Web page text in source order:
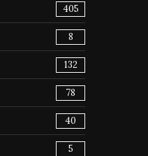
405
8
132
78
40
5